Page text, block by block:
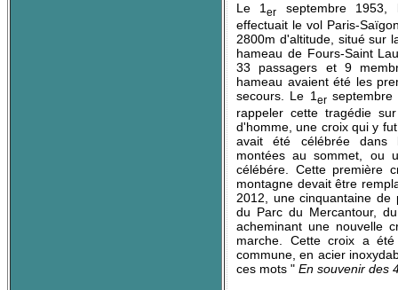
Le 1er
septembre 1953,
effectuait le vol Paris-
2800m d'altitude, situé sur
hameau de Fours-Saint
33 passagers et 9
hameau avaient été les
secours. Le 1er
rappeler cette tragédie
d'homme, une croix qui y
avait été célébrée dans
montées au sommet, ou
célébére. Cette première
montagne devait être
2012, une cinquantaine de
du Parc du Mercantour,
acheminant une nouvelle
marche. Cette croix a
commune, en acier
ces mots " En souvenir des